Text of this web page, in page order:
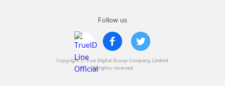
Follow us
Copyright © True Digital Group Company Limited.
All rights reserved